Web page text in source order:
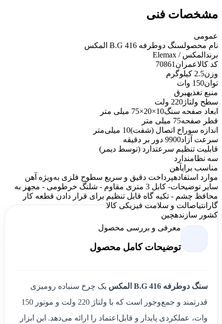
مشخصات فنی
عمومی
نام محصولسنگ دوطرفه B.G 416 المکس
برند المکس / Elemax
کد کالاعمران 70861
وزن2.5 کیلوگرم
توان150 وات
منبع تغذیهبرق
سطح ولتاژ220 ولت
ابعاد صفحه سنگ10×20×75 میلی متر
قطر صفحه75 میلی متر
اندازه سوراخ اتصال (شفت)10 میلی‌متر
سرعت آزاد9900 دور بر دقیقه
قابلیت تنظیم سرعتدارد (توسط دیمر)
سه نظامندارد
مناسب برایآهن
موارد استفادهپرداخت دقیق و سریع سطوح فلزی به‌ویژه آهن
سایر توضیحات
- کابل 3 متری مقاوم - شلنگ خرطومی - مجهز به
محافظ چشم - تکیه گاه قابل تنظیم برای قرار دادن قطعه کار
گارانتیاصالت و سلامت فیزیکی کالا
کشور سازندهچین
معرفی و بررسی محصول
توضیحات کامل محصول
سنگ دوطرفه B.G 416 المکس
یک چرخ سنباده رومیزی
قدرتمند و جمع‌وجور است که با ولتاژ 220 ولت و موتور 150
وات، عملکردی پایدار و قابل‌اعتماد را ارائه می‌دهد. این ابزار